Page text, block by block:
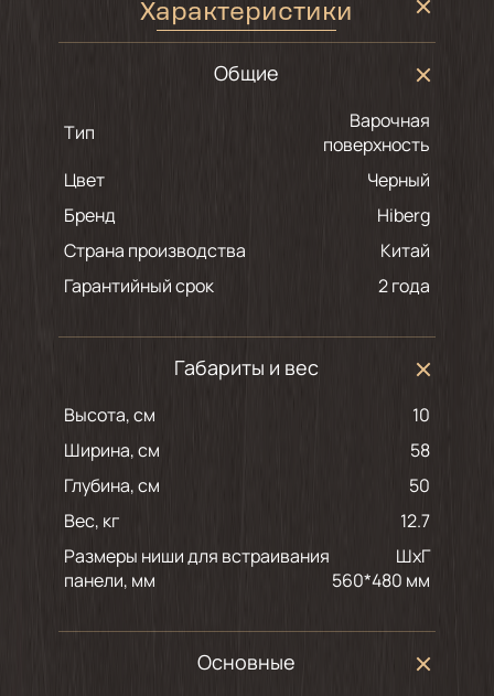
Характеристики
Общие
Тип
Варочная
поверхность
Цвет
черный
Бренд
Hiberg
Страна производства
Китай
Гарантийный срок
2 года
Габариты и вес
Высота, см
10
Ширина, см
58
Глубина, см
50
Вес, кг
12.7
Размеры ниши для встраивания
панели, мм
ШхГ
560*480 мм
Основные